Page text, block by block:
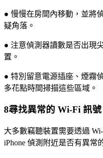
● 慢慢在房間內移動，並將
疑角落。
● 注意偵測器讀數是否出現
置。
● 特別留意電源插座、煙霧
多花點時間掃描這些區域。
8尋找異常的 Wi-Fi 訊號
大多數竊聽裝置需要透過
iPhone 偵測附近是否有異常